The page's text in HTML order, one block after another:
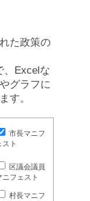
た政策の
、Excelな
グラフに
す。
市長マニフ
スト
区議会議員
ニフェスト
村長マニフ